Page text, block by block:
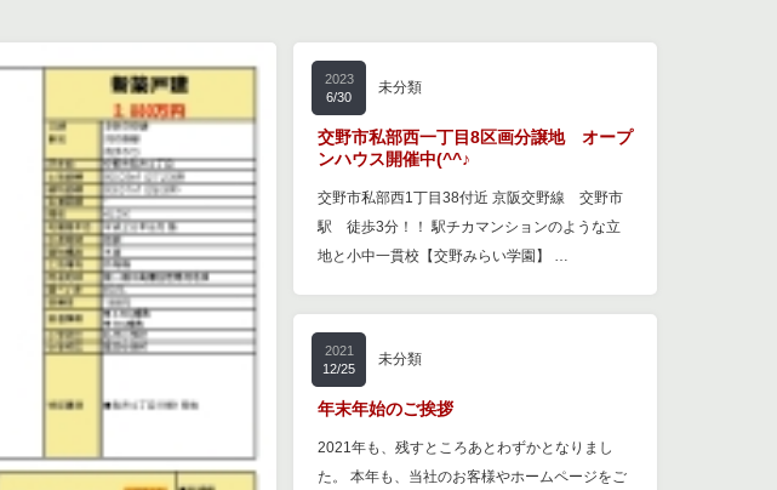
2023
6/30
未分類
交野市私部西一丁目8区画分譲地 オープ
ンハウス開催中(^^♪
交野市私部西1丁目38付近 京阪交野線 交野市
駅 徒歩3分！！ 駅チカマンションのような立
地と小中一貫校【交野みらい学園】 …
2021
12/25
未分類
年末年始のご挨拶
2021年も、残すところあとわずかとなりまし
た。 本年も、当社のお客様やホームページをご